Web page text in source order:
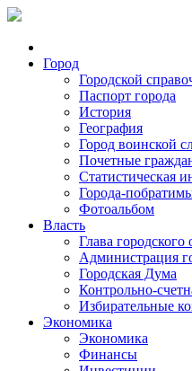
Город
Городской
Паспорт города
История
География
Город воинской
Почетные
Статистическая
Города-
Фотоальбом
Власть
Глава городского
Администрация
Городская Дума
Контрольно-
Избирательные
Экономика
Экономика
Финансы